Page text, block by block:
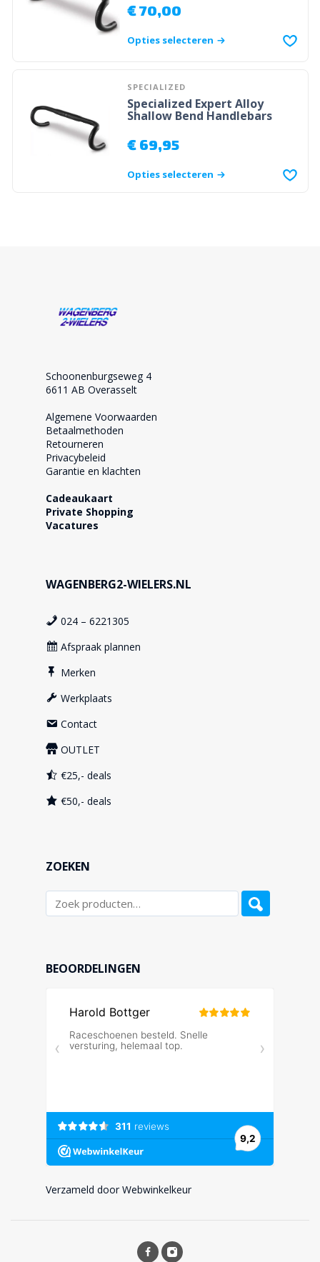
€70,00
Opties selecteren
SPECIALIZED
Specialized Expert Alloy
Shallow Bend Handlebars
€69,95
Opties selecteren
Schoonenburgseweg 4
6611 AB Overasselt
Algemene Voorwaarden
Betaalmethoden
Retourneren
Privacybeleid
Garantie en klachten
Cadeaukaart
Private Shopping
Vacatures
WAGENBERG2-WIELERS.NL
024 – 6221305
Afspraak plannen
Merken
Werkplaats
Contact
OUTLET
€25,- deals
€50,- deals
ZOEKEN
BEOORDELINGEN
Verzameld door Webwinkelkeur